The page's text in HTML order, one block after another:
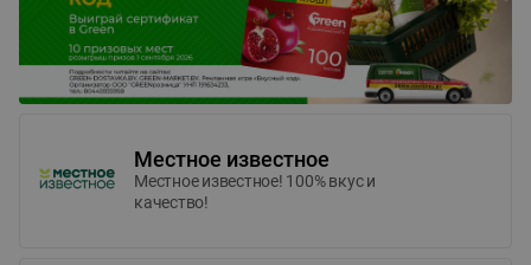
Местное известное
Местное известное! 100% вкус и
качество!